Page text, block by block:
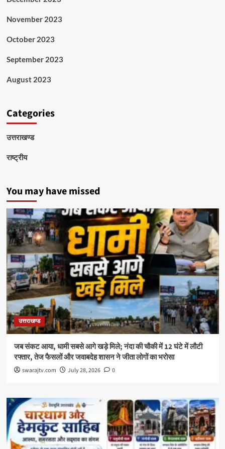
November 2023
October 2023
September 2023
August 2023
Categories
उत्तराखण्ड
राष्ट्रीय
You may have missed
उत्तराखण्ड
जब संकट आया, धामी सबसे आगे खड़े मिले; नंदा की चौकी में 12 घंटे में लौटी
रफ्तार, तेज फैसलों और जवाबदेह शासन ने जीता लोगों का भरोसा
swarajtv.com July 28, 2026 0